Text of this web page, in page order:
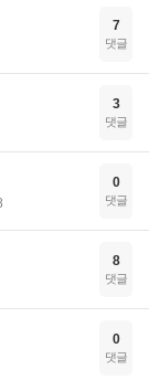
7
댓글
3
댓글
0
댓글
8
댓글
0
댓글